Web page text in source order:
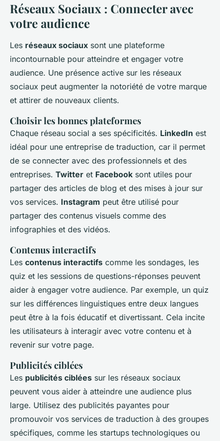
Réseaux Sociaux : Connecter avec
votre audience
Les réseaux sociaux sont une plateforme
incontournable pour atteindre et engager votre
audience. Une présence active sur les réseaux
sociaux peut augmenter la notoriété de votre marque
et attirer de nouveaux clients.
Choisir les bonnes plateformes
Chaque réseau social a ses spécificités. LinkedIn est
idéal pour une entreprise de traduction, car il permet
de se connecter avec des professionnels et des
entreprises. Twitter et Facebook sont utiles pour
partager des articles de blog et des mises à jour sur
vos services. Instagram peut être utilisé pour
partager des contenus visuels comme des
infographies et des vidéos.
Contenus interactifs
Les contenus interactifs comme les sondages, les
quiz et les sessions de questions-réponses peuvent
aider à engager votre audience. Par exemple, un quiz
sur les différences linguistiques entre deux langues
peut être à la fois éducatif et divertissant. Cela incite
les utilisateurs à interagir avec votre contenu et à
revenir sur votre page.
Publicités ciblées
Les publicités ciblées sur les réseaux sociaux
peuvent vous aider à atteindre une audience plus
large. Utilisez des publicités payantes pour
promouvoir vos services de traduction à des groupes
spécifiques, comme les startups technologiques ou